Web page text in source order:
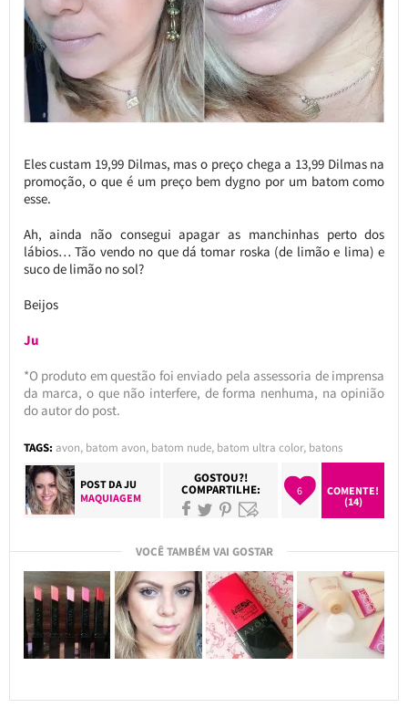
Eles custam 19,99 Dilmas, mas o preço chega a 13,99 Dilmas na
promoção, o que é um preço bem dygno por um batom como
esse.
Ah, ainda não consegui apagar as manchinhas perto dos
lábios… Tão vendo no que dá tomar roska (de limão e lima) e
suco de limão no sol?
Beijos
Ju
*O produto em questão foi enviado pela assessoria de imprensa
da marca, o que não interfere, de forma nenhuma, na opinião
do autor do post.
TAGS: avon, batom avon, batom nude, batom ultra color, batons
POST DAJU
MAQUIAGEM
GOSTOU?!
COMPARTILHE: 6
COMENTE!
(14)
VOCÊ TAMBÉM VAI GOSTAR